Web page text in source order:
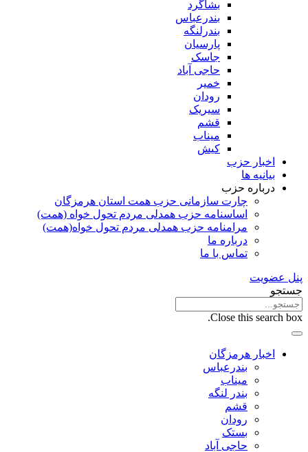
بشاگرد
بندرعباس
بندرلنگه
پارسیان
جاسک
حاجی آباد
خمیر
رودان
سیریک
قشم
میناب
کیش
اخبار حزب
بیانیه ها
درباره حزب
چارت سازمانی حزب همت استان هرمزگان
اساسنامه حزب همدلی مردم تحول خواه (همت)
مرامنامه حزب همدلی مردم تحول خواه(همت)
درباره ما
تماس با ما
پنل عضویت
جستجو
Close this search box.
اخبار هرمزگان
بندرعباس
میناب
بندر لنگه
قشم
رودان
بستک
حاجی آباد